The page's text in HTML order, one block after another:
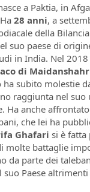
a Paktia, in
28 anni, a
della
suo paese di
in India. Nel 2018
di Maidanshahr
ha subito molestie
raggiunta nel
Ha anche
che lei ha
Ghafari si è fatta
molte battaglie
da parte dei
Paese